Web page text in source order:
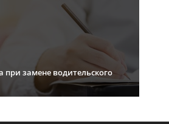
при замене водительского